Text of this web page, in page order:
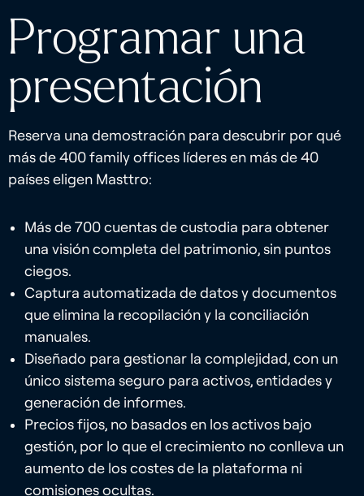
Programar una
presentación
Reserva una demostración para descubrir por qué
más de 400 family offices líderes en más de 40
países eligen Masttro:
Más de 700 cuentas de custodia para obtener
una visión completa del patrimonio, sin puntos
ciegos.
Captura automatizada de datos y documentos
que elimina la recopilación y la conciliación
manuales.
Diseñado para gestionar la complejidad, con un
único sistema seguro para activos, entidades y
generación de informes.
Precios fijos, no basados en los activos bajo
gestión, por lo que el crecimiento no conlleva un
aumento de los costes de la plataforma ni
comisiones ocultas.